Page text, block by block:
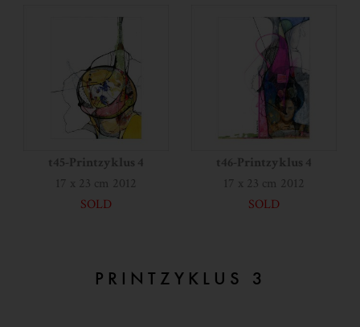
t45-Printzyklus 4
17 x 23 cm 2012
SOLD
t46-Printzyklus 4
17 x 23 cm 2012
SOLD
PRINTZYKLUS 3